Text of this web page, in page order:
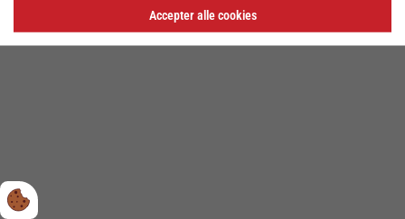
Accepter alle cookies